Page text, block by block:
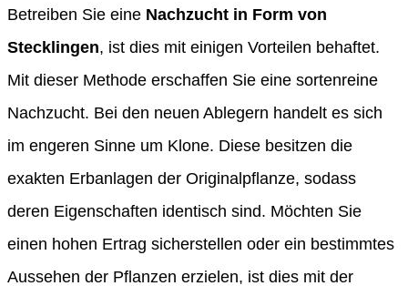
Betreiben Sie eine Nachzucht in Form von
Stecklingen, ist dies mit einigen Vorteilen behaftet.
Mit dieser Methode erschaffen Sie eine sortenreine
Nachzucht. Bei den neuen Ablegern handelt es sich
im engeren Sinne um Klone. Diese besitzen die
exakten Erbanlagen der Originalpflanze, sodass
deren Eigenschaften identisch sind. Möchten Sie
einen hohen Ertrag sicherstellen oder ein bestimmtes
Aussehen der Pflanzen erzielen, ist dies mit der